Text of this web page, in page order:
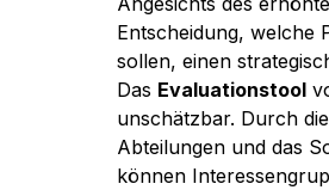
Entscheidung, welche
sollen, einen
Das Evaluationstool
unschätzbar. Durch
Abteilungen und das
können